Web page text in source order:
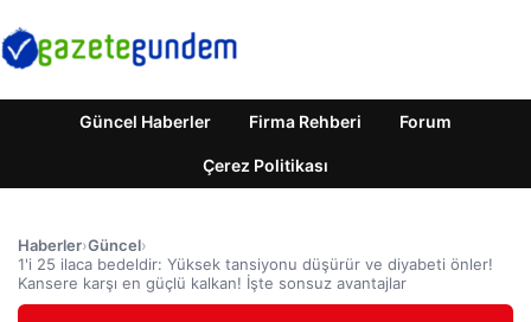
Güncel Haberler Firma Rehberi Forum
Çerez Politikası
Haberler›Güncel›
1'i 25 ilaca bedeldir: Yüksek tansiyonu düşürür ve diyabeti önler!
Kansere karşı en güçlü kalkan! İşte sonsuz avantajlar